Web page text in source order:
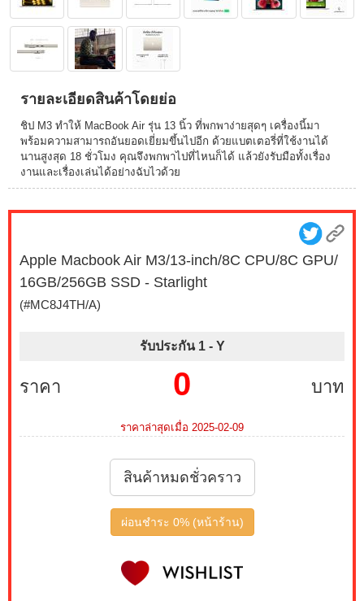
รายละเอียดสินค้าโดยย่อ
ชิป M3 ทำให้ MacBook Air รุ่น 13 นิ้ว ที่พกพาง่ายสุดๆ เครื่องนี้มา
พร้อมความสามารถอันยอดเยี่ยมขึ้นไปอีก ด้วยแบตเตอรี่ที่ใช้งานได้
นานสูงสุด 18 ชั่วโมง คุณจึงพกพาไปที่ไหนก็ได้ แล้วยังรับมือทั้งเรื่อง
งานและเรื่องเล่นได้อย่างฉับไวด้วย
Apple Macbook Air M3/13-inch/8C CPU/8C GPU/
16GB/256GB SSD - Starlight
(#MC8J4TH/A)
รับประกัน 1 - Y
ราคา บาท
0
ราคาล่าสุดเมื่อ 2025-02-09
สินค้าหมดชั่วคราว
ผ่อนชำระ 0% (หน้าร้าน)